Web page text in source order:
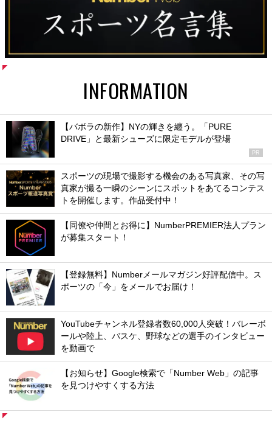
INFORMATION
【バボラの新作】NYの輝きを纏う。「PURE
DRIVE」と最新シューズに限定モデルが登場
PR
スポーツの現場で撮影する機会のある写真家、その写
真家が撮る一瞬のシーンにスポットをあてるコンテス
トを開催します。作品受付中！
【同僚や仲間とお得に】NumberPREMIER法人プラン
が募集スタート！
【登録無料】Numberメールマガジン好評配信中。ス
ポーツの「今」をメールでお届け！
YouTubeチャンネル登録者数60,000人突破！バレーボ
ールや陸上、バスケ、野球などの選手のインタビュー
を動画で
【お知らせ】Google検索で「Number Web」の記事
を見つけやすくする方法